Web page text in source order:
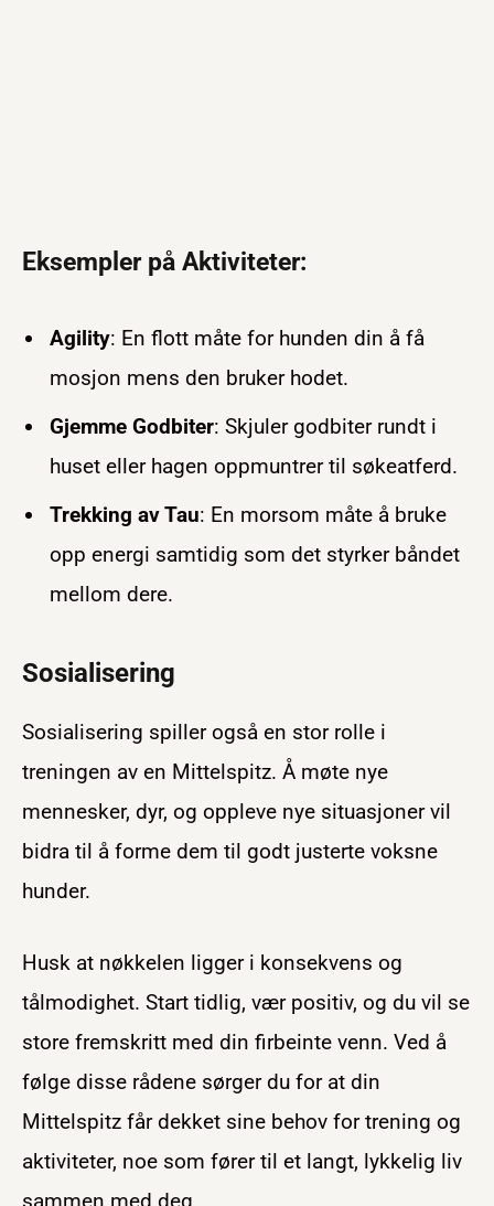
Eksempler på Aktiviteter:
Agility: En flott måte for hunden din å få
mosjon mens den bruker hodet.
Gjemme Godbiter: Skjuler godbiter rundt i
huset eller hagen oppmuntrer til søkeatferd.
Trekking av Tau: En morsom måte å bruke
opp energi samtidig som det styrker båndet
mellom dere.
Sosialisering
Sosialisering spiller også en stor rolle i
treningen av en Mittelspitz. Å møte nye
mennesker, dyr, og oppleve nye situasjoner vil
bidra til å forme dem til godt justerte voksne
hunder.
Husk at nøkkelen ligger i konsekvens og
tålmodighet. Start tidlig, vær positiv, og du vil se
store fremskritt med din firbeinte venn. Ved å
følge disse rådene sørger du for at din
Mittelspitz får dekket sine behov for trening og
aktiviteter, noe som fører til et langt, lykkelig liv